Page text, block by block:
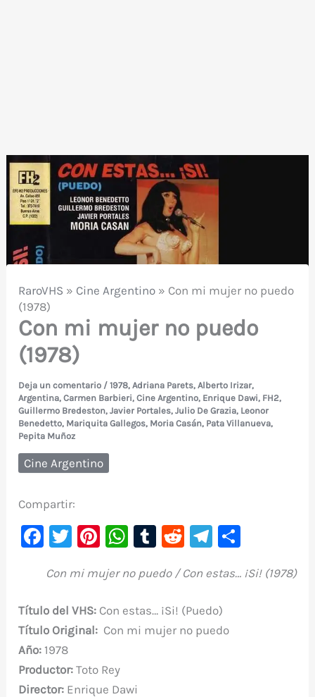
RaroVHS » Cine Argentino » Con mi mujer no puedo
(1978)
Con mi mujer no puedo
(1978)
Deja un comentario /1978,Adriana Parets,Alberto Irizar,
Argentina,Carmen Barbieri,Cine Argentino, Enrique Dawi, FH2,
Guillermo Bredeston,Javier Portales,Julio De Grazia, Leonor
Benedetto, Mariquita Gallegos, Moria Casán, Pata Villanueva,
Pepita Muñoz
Cine Argentino
Compartir:
F
c
e
b
o
o
T
it
te
r
Pi
er
e
st
W
at
s
A
T
m
bl
r
R
d
di
t
Te
gr
a
m
m
Con mi mujer no puedo / Con estas… ¡Si! (1978)
Título del VHS: Con estas… ¡Si! (Puedo)
Título Original: Con mi mujer no puedo
Año: 1978
Productor: Toto Rey
Director: Enrique Dawi